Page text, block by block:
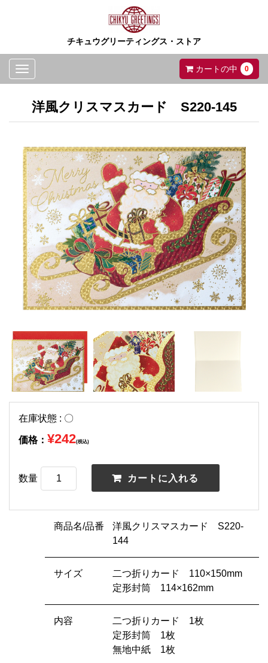
チキュウグリーティングス・ストア
Toggle
navigation
カートの中 0
洋風クリスマスカード S220-145
在庫状態 : 〇
価格： ¥242(税込)
数量
商品名/品番
洋風クリスマスカード S220-
144
サイズ
二つ折りカード 110×150mm
定形封筒 114×162mm
内容
二つ折りカード 1枚
定形封筒 1枚
無地中紙 1枚